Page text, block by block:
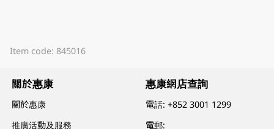
Item code: 845016
關於惠康
關於惠康
推廣活動及服務
惠康網店查詢
電話:+852 3001 1299
電郵: